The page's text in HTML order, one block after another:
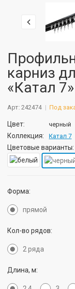
карниз
«Катал
Арт: 242474 Под
Цвет: черный
Коллекция: Катал 7
Цветовые варианты:
Форма:
прямой
Кол-во рядов:
2 ряда
Длина, м: